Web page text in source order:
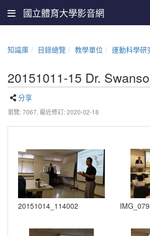
國立體育大學影音網
知識庫 目錄總覽 教學單位 運動科學研
20151011-15 Dr.
分享
瀏覽: 7067, 最近修訂: 2020-02-18
20151014_114002